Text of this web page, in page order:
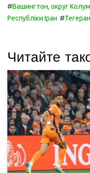
#Вашингтон, округ
Республіки Іран #Тегеран
Читайте